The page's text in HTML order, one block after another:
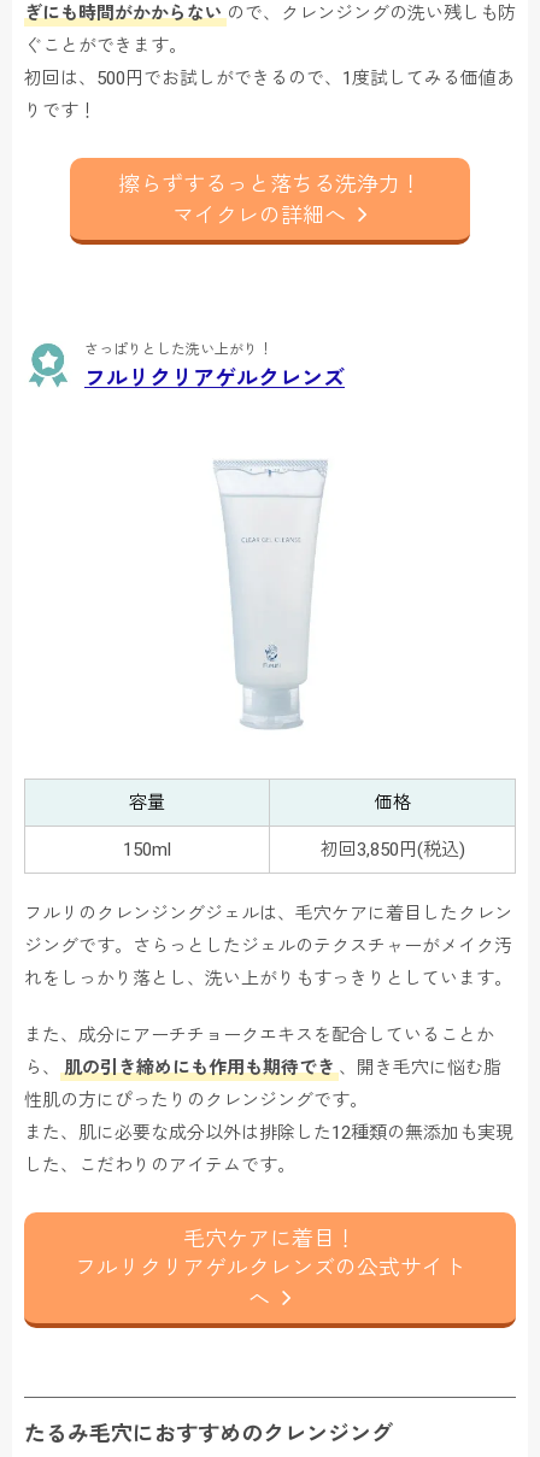
ぎにも時間がかからない ので、クレンジングの洗い残しも防
ぐことができます。
初回は、500円でお試しができるので、1度試してみる価値あ
りです！
擦らずするっと落ちる洗浄力！
マイクレの詳細へ
さっぱりとした洗い上がり！
フルリクリアゲルクレンズ
容量 価格
150ml 初回3,850円(税込)
フルリのクレンジングジェルは、毛穴ケアに着目したクレン
ジングです。さらっとしたジェルのテクスチャーがメイク汚
れをしっかり落とし、洗い上がりもすっきりとしています。
また、成分にアーチチョークエキスを配合していることか
ら、
肌の引き締めにも作用も期待でき 、開き毛穴に悩む脂
性肌の方にぴったりのクレンジングです。
また、肌に必要な成分以外は排除した12種類の無添加も実現
した、こだわりのアイテムです。
毛穴ケアに着目！
フルリクリアゲルクレンズの公式サイト
へ
たるみ毛穴におすすめのクレンジング